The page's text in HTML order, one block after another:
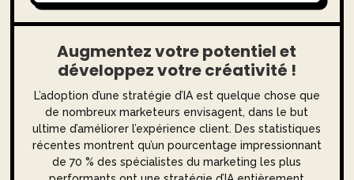
Augmentez votre potentiel et
développez votre créativité !
L’adoption d’une stratégie d’IA est quelque chose que
de nombreux marketeurs envisagent, dans le but
ultime d’améliorer l’expérience client. Des statistiques
récentes montrent qu’un pourcentage impressionnant
de 70 % des spécialistes du marketing les plus